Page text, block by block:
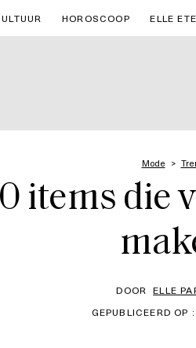
HOROSCOOP ELLE
Mode
items die
DOOR ELLE
GEPUBLICEERD